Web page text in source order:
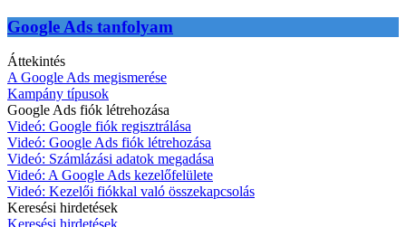
Google Ads tanfolyam
Áttekintés
A Google Ads megismerése
Kampány típusok
Google Ads fiók létrehozása
Videó: Google fiók regisztrálása
Videó: Google Ads fiók létrehozása
Videó: Számlázási adatok megadása
Videó: A Google Ads kezelőfelülete
Videó: Kezelői fiókkal való összekapcsolás
Keresési hirdetések